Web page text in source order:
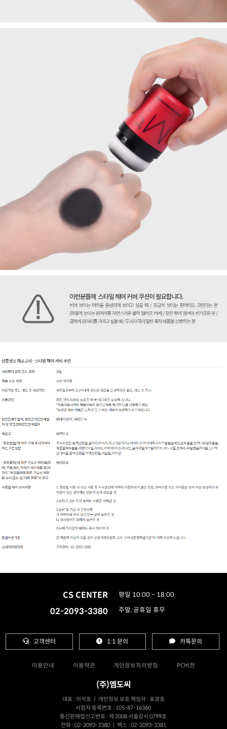
CS CENTER
02-2093-3380
평일 10:00 ~ 18:00
주말, 공휴일 휴무
고객센터 1:1 문의 카톡문의
이용안내 이용약관 개인정보처리방침 PC버전
(주)엠도씨
대표 : 이석호 ㅣ 개인정보 보호 책임자 : 표경호
사업자 등록번호 : 105-87-16360
통신판매업신고번호 : 제 2008 서울강서 0799호
전화 : 02-2093-3380 ㅣ 팩스 : 02-2093-3381